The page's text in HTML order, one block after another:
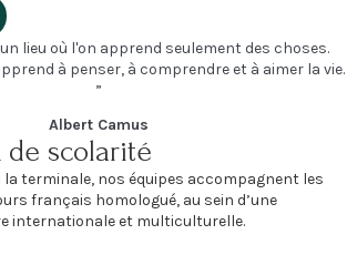
lieu où l'on apprend seulement des choses.
à penser, à comprendre et à aimer la vie.
”
Albert Camus
de scolarité
la terminale, nos équipes accompagnent les
français homologué, au sein d’une
internationale et multiculturelle.